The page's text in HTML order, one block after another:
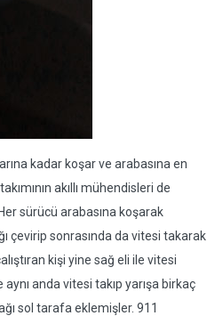
kadar koşar ve arabasına en
akıllı mühendisleri de
sürücü arabasına koşarak
çevirip sonrasında da vitesi takarak
kişi yine sağ eli ile vitesi
anda vitesi takıp yarışa birkaç
sol tarafa eklemişler. 911